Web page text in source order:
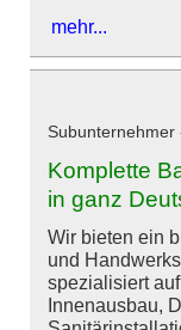
mehr...
Subunternehmer
Komplette
in ganz
Wir bieten ein
und
spezialisiert
Innenausbau,